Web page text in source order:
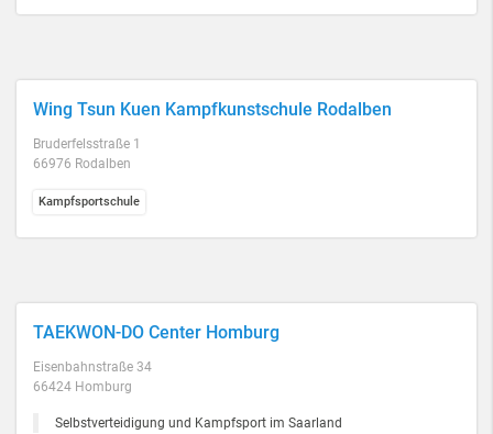
Wing Tsun Kuen Kampfkunstschule Rodalben
Bruderfelsstraße 1
66976 Rodalben
Kampfsportschule
TAEKWON-DO Center Homburg
Eisenbahnstraße 34
66424 Homburg
Selbstverteidigung und Kampfsport im Saarland